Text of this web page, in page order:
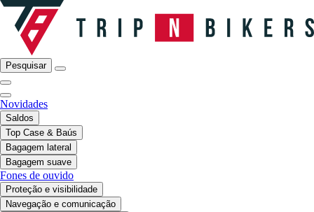
Pesquisar
Novidades
Saldos
Top Case & Baús
Bagagem lateral
Bagagem suave
Fones de ouvido
Proteção e visibilidade
Navegação e comunicação